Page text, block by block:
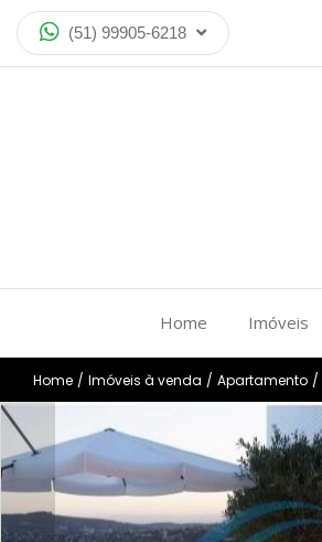
(51) 99905-6218
Home Imóveis
Home / Imóveis à venda / Apartamento /